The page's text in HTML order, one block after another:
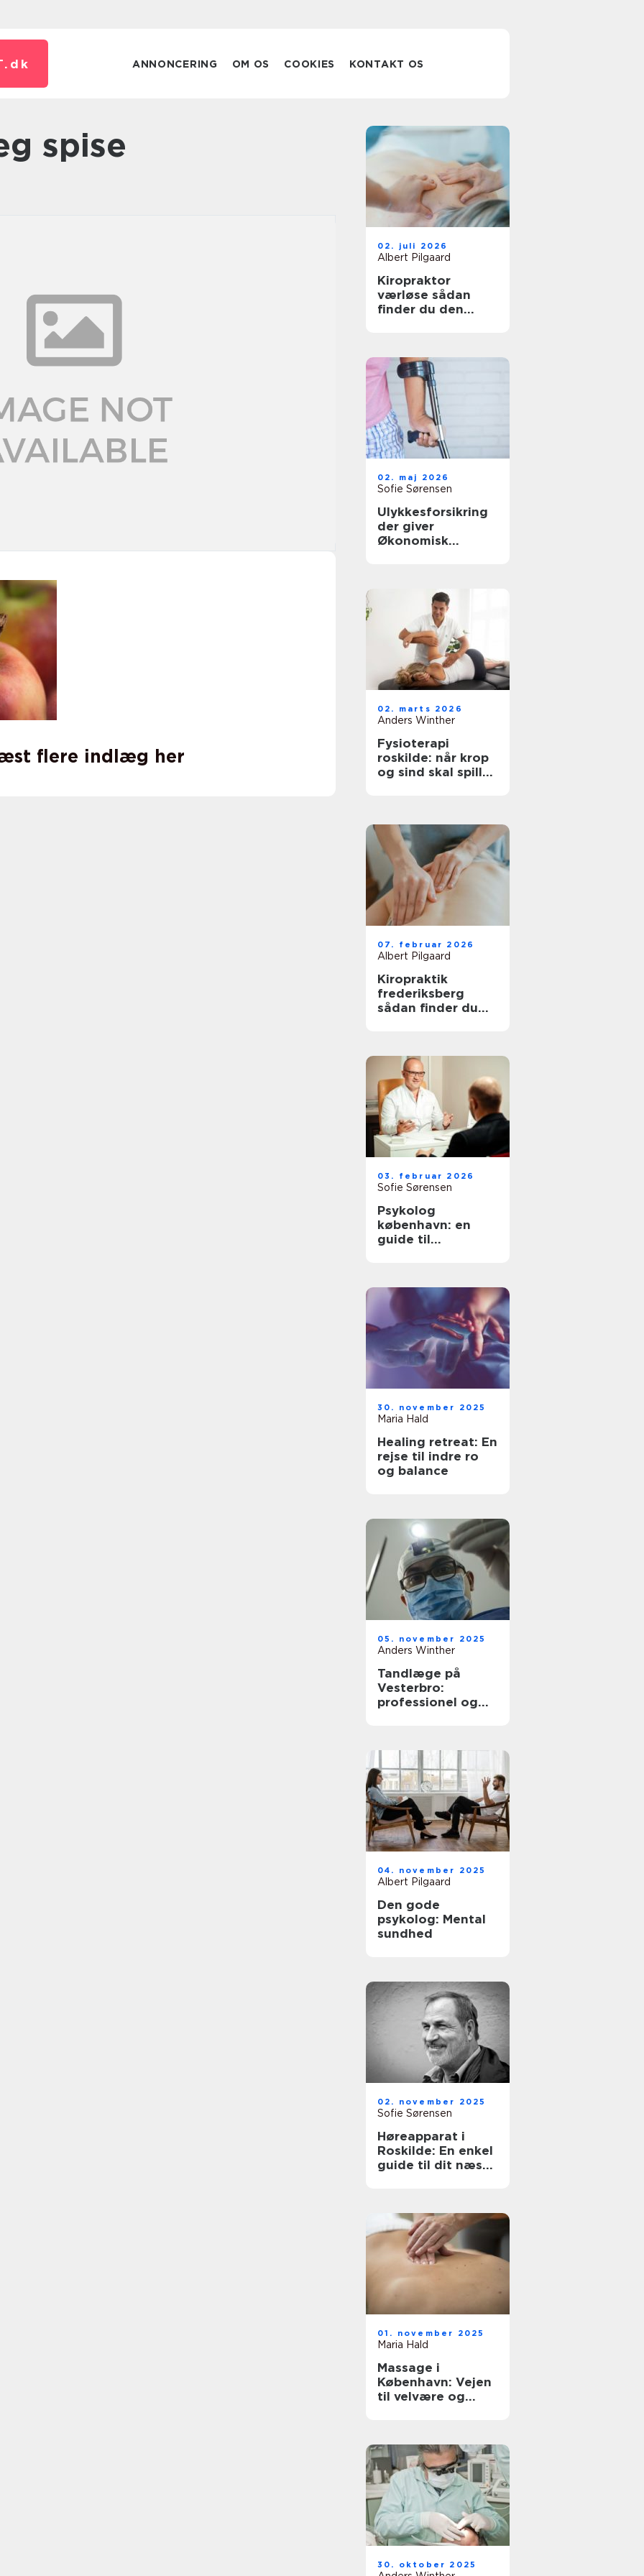
dk ANNONCERING OM OS COOKIES KONTAKT OS
spise
flere indlæg her
02. juli 2026
Albert Pilgaard
Kiropraktor
værløse sådan
finder du den
02. maj 2026
Sofie Sørensen
Ulykkesforsikring
der giver
Økonomisk
02. marts 2026
Anders Winther
Fysioterapi
roskilde: når krop
og sind skal spille
07. februar 2026
Albert Pilgaard
Kiropraktik
frederiksberg
sådan finder du
03. februar 2026
Sofie Sørensen
Psykolog
københavn: en
guide til
30. november 2025
Maria Hald
Healing retreat: En
rejse til indre ro
og balance
05. november 2025
Anders Winther
Tandlæge på
Vesterbro:
professionel og
04. november 2025
Albert Pilgaard
Den gode
psykolog: Mental
sundhed
02. november 2025
Sofie Sørensen
Høreapparat i
Roskilde: En enkel
guide til dit næste
01. november 2025
Maria Hald
Massage i
København: Vejen
til velvære og
30. oktober 2025